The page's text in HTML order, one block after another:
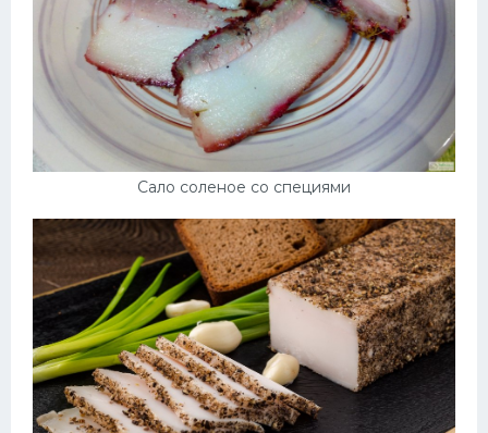
Сало соленое со специями